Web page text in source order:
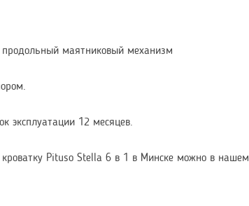
маятниковый механизм
эксплуатации 12 месяцев.
кроватку Pituso Stella 6 в 1 в Минске можно в нашем